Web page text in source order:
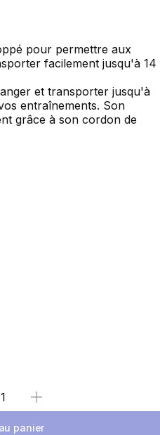
pour permettre aux
facilement jusqu'à 14
et transporter jusqu'à
entraînements. Son
grâce à son cordon de
Choisir une quantité
panier